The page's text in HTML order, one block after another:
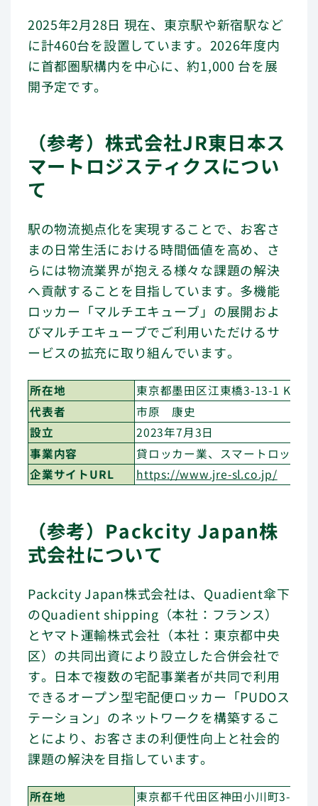
2025年2月28日 現在、東京駅や新宿駅など
に計460台を設置しています。2026年度内
に首都圏駅構内を中心に、約1,000 台を展
開予定です。
（参考）株式会社JR東日本ス
マートロジスティクスについ
て
駅の物流拠点化を実現することで、お客さ
まの日常生活における時間価値を高め、さ
らには物流業界が抱える様々な課題の解決
へ貢献することを目指しています。多機能
ロッカー「マルチエキューブ」の展開およ
びマルチエキューブでご利用いただけるサ
ービスの拡充に取り組んでいます。
所在地
東京都墨田区江東橋3-13-1
代表者
市原 康史
設立
2023年7月3日
事業内容
貸ロッカー業、スマートロッカー
企業サイトURL
https://www.jre-sl.co.jp/
（参考）Packcity Japan株
式会社について
Packcity Japan株式会社は、Quadient傘下
のQuadient shipping（本社：フランス）
とヤマト運輸株式会社（本社：東京都中央
区）の共同出資により設立した合併会社で
す。日本で複数の宅配事業者が共同で利用
できるオープン型宅配便ロッカー「PUDOス
テーション」のネットワークを構築するこ
とにより、お客さまの利便性向上と社会的
課題の解決を目指しています。
所在地
東京都千代田区神田小川町3-7-